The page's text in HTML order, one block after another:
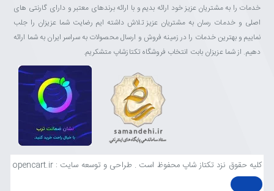
خدمات را به مشتریان عزیز خود ارائه بدیم و با ارائه برندهای معتبر و دارای گارنتی های
اصلی و خدمات رسان به مشتریان عزیز تلاش داشته ایم رضایت شما عزیزان را جلب
نماییم و بهترین خدمات را در زمینه فروش و ارسال محصولات به سراسر ایران به شما ارائه
دهیم. از شما عزیزان بابت انتخاب فروشگاه تکتازشاپ متشکریم.
کلیه حقوق نزد تکتاز شاپ محفوظ است . طراحی و توسعه سایت : opencart.ir